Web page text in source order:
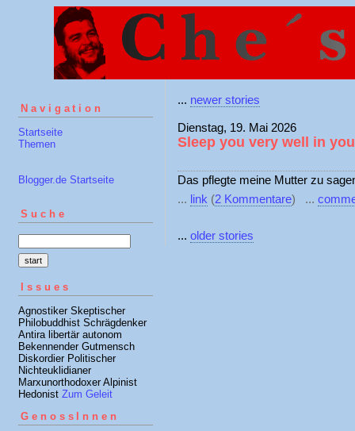
Navigation
Startseite
Themen
Blogger.de Startseite
Suche
Issues
Agnostiker Skeptischer
Philobuddhist Schrägdenker
Antira libertär autonom
Bekennender Gutmensch
Diskordier Politischer
Nichteuklidianer
Marxunorthodoxer Alpinist
Hedonist Zum Geleit
GenossInnen
... newer stories
Dienstag, 19. Mai 2026
Sleep you very well in
Das pflegte meine Mutter zu
... link (2 Kommentare) ...
... older stories